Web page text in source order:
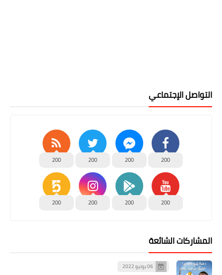
التواصل الإجتماعي
200
200
200
200
200
200
200
200
المشاركات الشائعة
06 يونيو 2022